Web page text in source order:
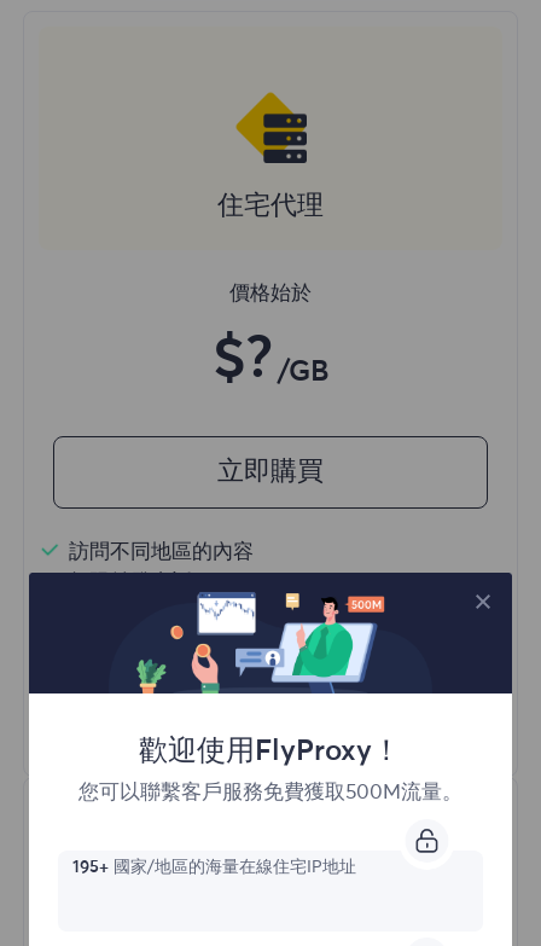
住宅代理
價格始於
$? /GB
立即購買
訪問不同地區的內容
一億+ 優質住宅代理
自動代理輪換
HTTP(S)/SOCKS5
瞭解更多
歡迎使用FlyProxy！
您可以聯繫客戶服務免費獲取500M流量。
195+國家/地區的海量在線住宅IP地址